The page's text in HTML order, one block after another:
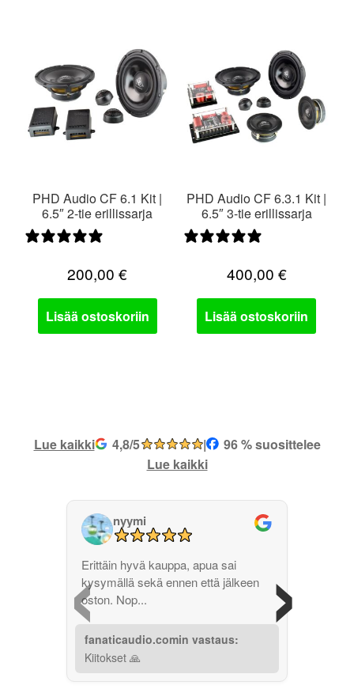
PHD Audio CF 6.1 Kit |
6.5″ 2-tie erillissarja
200,00€
Lisää ostoskoriin
PHD Audio CF 6.3.1 Kit |
6.5″ 3-tie erillissarja
400,00 €
Lisää ostoskoriin
Lue kaikki 4,8/5 |
96 % suosittelee
Lue kaikki
‹
nyymi
Erittäin hyvä kauppa, apua sai
kysymällä sekä ennen että jälkeen
oston. Nop...
fanaticaudio.comin vastaus:
Kiitokset 🙏
›